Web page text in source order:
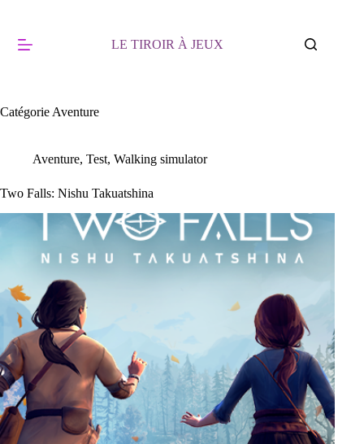
LE TIROIR À JEUX
Catégorie Aventure
Aventure, Test, Walking simulator
Two Falls: Nishu Takuatshina